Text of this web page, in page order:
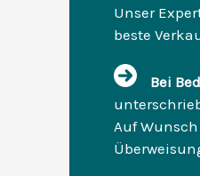
Unser
beste
Bei
Auf